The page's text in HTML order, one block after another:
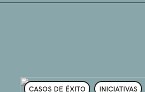
CASOS DE ÉXITO INICIATIVAS